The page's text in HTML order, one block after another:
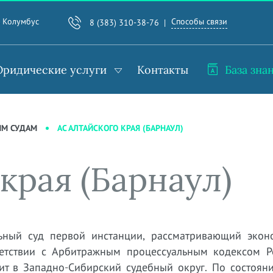
Колумбус 8 (383) 310-38-76 Способы связи
услуги Контакты База
СУДАМ АС АЛТАЙСКОГО КРАЯ (БАРНАУЛ)
(Барнаул)
суд первой инстанции, рассматривающий
с Арбитражным процессуальным кодексом
в Западно-Сибирский судебный округ. По